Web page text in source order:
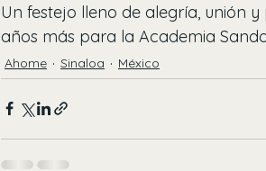
Un festejo lleno de alegría, unión y
años más para la Academia
Ahome Sinaloa México